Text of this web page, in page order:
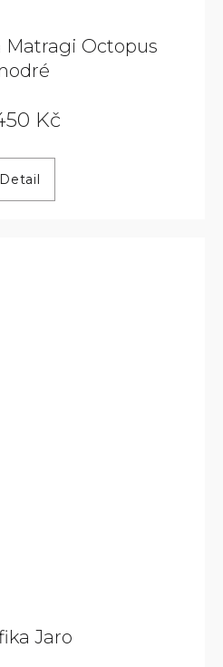
Matragi Octopus
Kč
Detail
Jaro